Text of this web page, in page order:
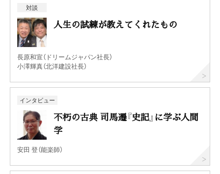
対談
人生の試練が教えてくれたもの
長原和宣（ドリームジャパン社長）
小澤輝真（北洋建設社長）
インタビュー
不朽の古典 司馬遷『史記』に学ぶ人間
学
安田 登（能楽師）